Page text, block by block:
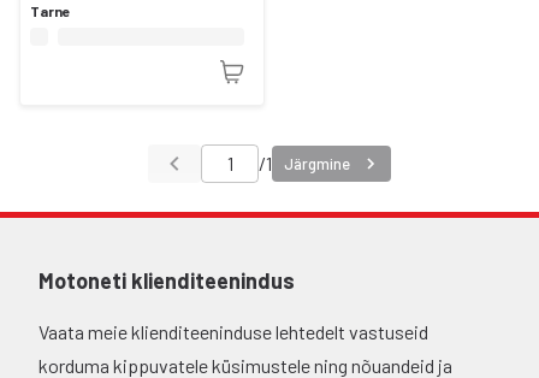
Tarne
/1 Järgmine
Motoneti klienditeenindus
Vaata meie klienditeeninduse lehtedelt vastuseid
korduma kippuvatele küsimustele ning nõuandeid ja